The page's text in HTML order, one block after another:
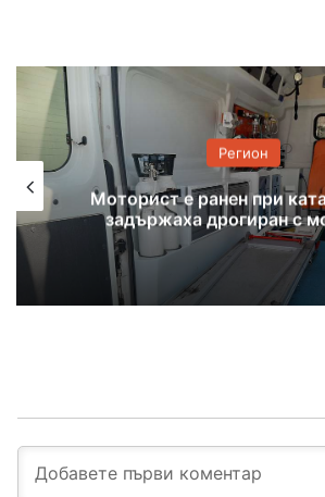
Регион
Мъж е в хасковската
агресия на пътя